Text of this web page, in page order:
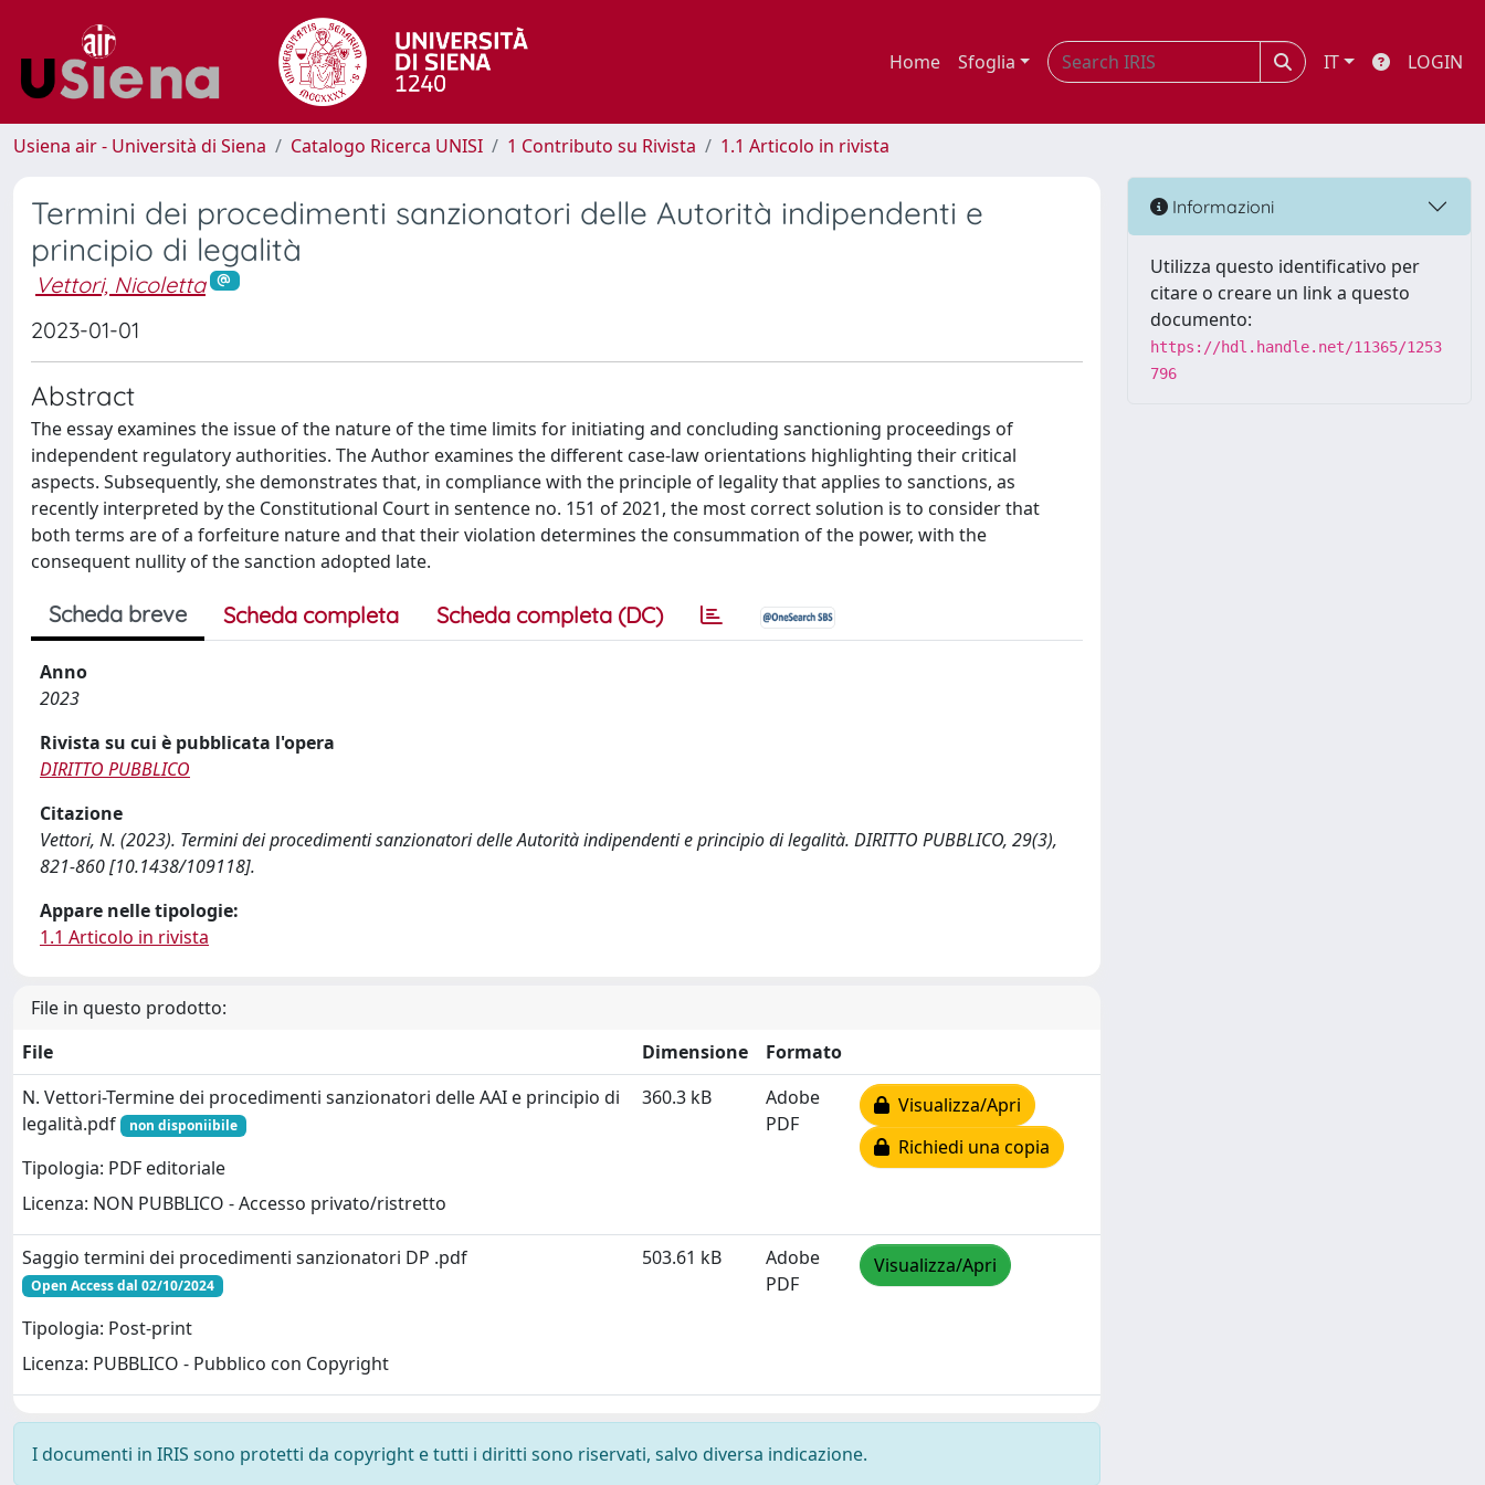
Home Sfoglia IT LOGIN
Usiena air - Università di Siena Catalogo Ricerca UNISI 1 Contributo su Rivista 1.1 Articolo in rivista
Termini dei procedimenti sanzionatori delle Autorità indipendenti e
principio di legalità
Vettori, Nicoletta
2023-01-01
Abstract
The essay examines the issue of the nature of the time limits for initiating and concluding sanctioning proceedings of
independent regulatory authorities. The Author examines the different case-law orientations highlighting their critical
aspects. Subsequently, she demonstrates that, in compliance with the principle of legality that applies to sanctions, as
recently interpreted by the Constitutional Court in sentence no. 151 of 2021, the most correct solution is to consider that
both terms are of a forfeiture nature and that their violation determines the consummation of the power, with the
consequent nullity of the sanction adopted late.
Scheda breve Scheda completa Scheda completa (DC)
Anno
2023
Rivista su cui è pubblicata l'opera
DIRITTO PUBBLICO
Citazione
Vettori, N. (2023). Termini dei procedimenti sanzionatori delle Autorità indipendenti e principio di legalità. DIRITTO PUBBLICO, 29(3),
821-860 [10.1438/109118].
Appare nelle tipologie:
1.1 Articolo in rivista
File in questo prodotto:
File
Dimensione
Formato
N. Vettori-Termine dei procedimenti sanzionatori delle AAI e principio di
legalità.pdf
non disponiibile
Tipologia: PDF editoriale
Licenza: NON PUBBLICO - Accesso privato/ristretto
360.3 kB
Adobe
PDF
Visualizza/Apri
Richiedi una copia
Saggio termini dei procedimenti sanzionatori DP .pdf
Open Access dal 02/10/2024
Tipologia: Post-print
Licenza: PUBBLICO - Pubblico con Copyright
503.61 kB
Adobe
PDF
Visualizza/Apri
I documenti in IRIS sono protetti da copyright e tutti i diritti sono riservati, salvo diversa indicazione.
Informazioni
Utilizza questo identificativo per
citare o creare un link a questo
documento:
https://hdl.handle.net/11365/1253
796